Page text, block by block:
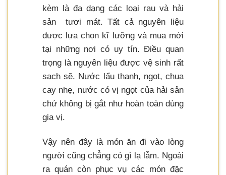
kèm là đa dạng các loại rau và hải
sản tươi mát. Tất cả nguyên liệu
được lựa chọn kĩ lưỡng và mua mới
tại những nơi có uy tín. Điều quan
trọng là nguyên liệu được vệ sinh rất
sạch sẽ. Nước lẩu thanh, ngọt, chua
cay nhẹ, nước có vị ngọt của hải sản
chứ không bị gắt như hoàn toàn dùng
gia vị.
Vậy nên đây là món ăn đi vào lòng
người cũng chẳng có gì lạ lẫm. Ngoài
ra quán còn phục vụ các món đặc